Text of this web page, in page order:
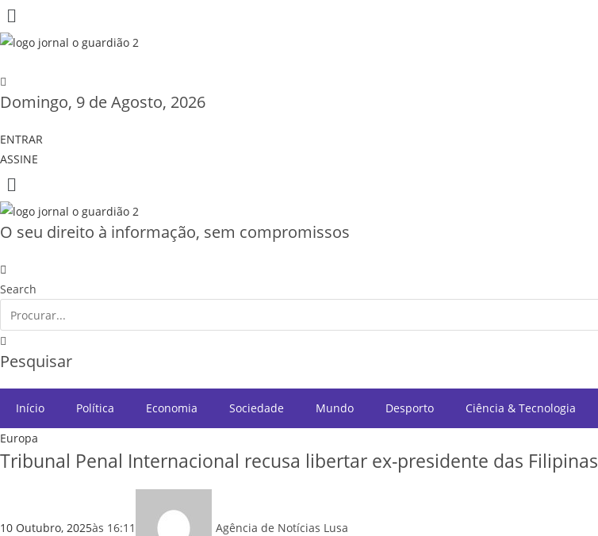
Domingo, 9 de Agosto, 2026
ENTRAR
ASSINE
O seu direito à informação, sem compromissos
Search
Pesquisar
Início Política Economia Sociedade Mundo Desporto Ciência & Tecnologia
Europa
Tribunal Penal Internacional recusa libertar ex-presidente das Filipinas
10 Outubro, 2025às 16:11 Agência de Notícias Lusa